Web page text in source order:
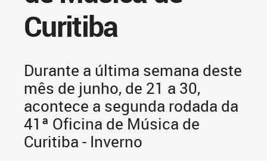
Curitiba
Durante a última semana deste
mês de junho, de 21 a 30,
acontece a segunda rodada da
41ª Oficina de Música de
Curitiba - Inverno